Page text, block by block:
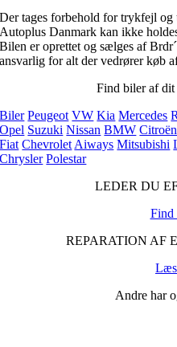
Der tages forbehold for trykfejl og
Autoplus Danmark kan ikke
Bilen er oprettet og sælges af
ansvarlig for alt der vedrører køb
Find biler af
Biler Peugeot VW Kia Mercedes
Opel Suzuki Nissan BMW Citroën
Fiat Chevrolet Aiways Mitsubishi
Chrysler Polestar
LEDER DU
Find
REPARATION AF
Læs
Andre har